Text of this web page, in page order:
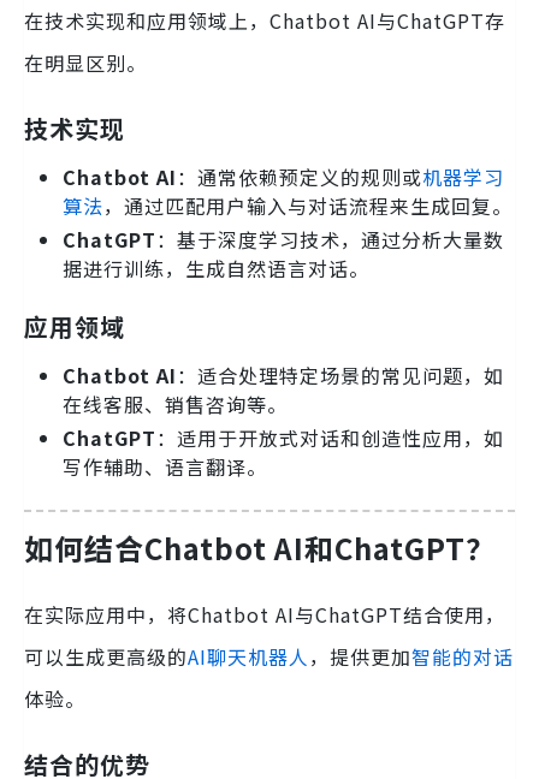
在技术实现和应用领域上，Chatbot AI与ChatGPT存
在明显区别。
技术实现
Chatbot AI：通常依赖预定义的规则或机器学习
算法，通过匹配用户输入与对话流程来生成回复。
ChatGPT：基于深度学习技术，通过分析大量数
据进行训练，生成自然语言对话。
应用领域
Chatbot AI：适合处理特定场景的常见问题，如
在线客服、销售咨询等。
ChatGPT：适用于开放式对话和创造性应用，如
写作辅助、语言翻译。
如何结合Chatbot AI和ChatGPT？
在实际应用中，将Chatbot AI与ChatGPT结合使用，
可以生成更高级的AI聊天机器人 ，提供更加智能的对话
体验。
结合的优势